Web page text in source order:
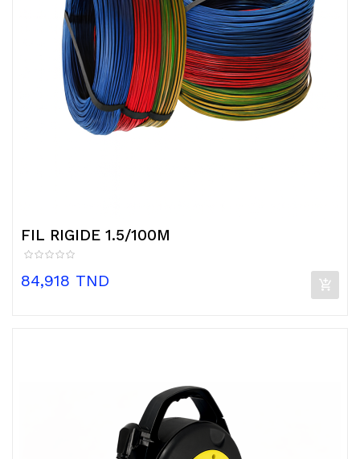
FIL RIGIDE 1.5/100M
Prix
84,918 TND